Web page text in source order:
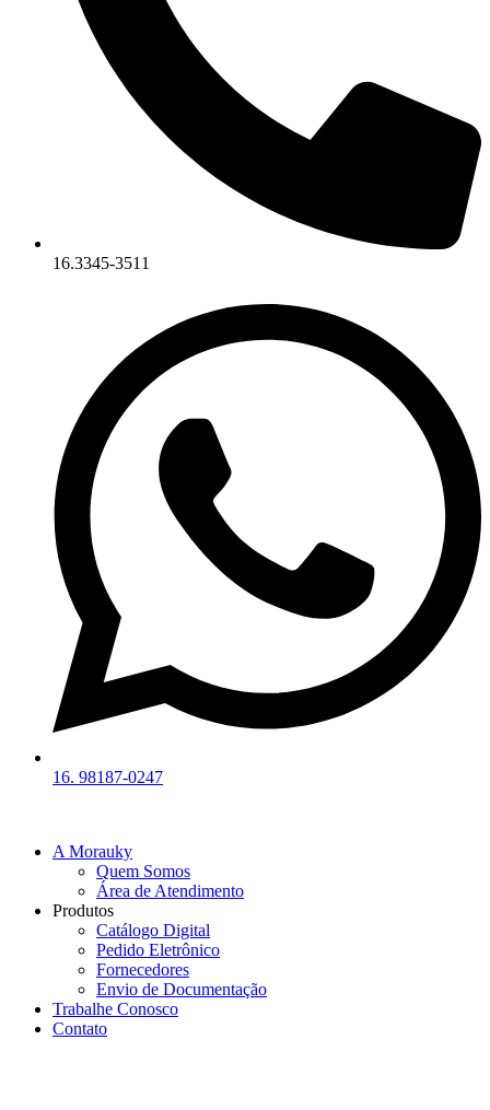
16.3345-3511
16. 98187-0247
A Morauky
Quem Somos
Área de Atendimento
Produtos
Catálogo Digital
Pedido Eletrônico
Fornecedores
Envio de Documentação
Trabalhe Conosco
Contato